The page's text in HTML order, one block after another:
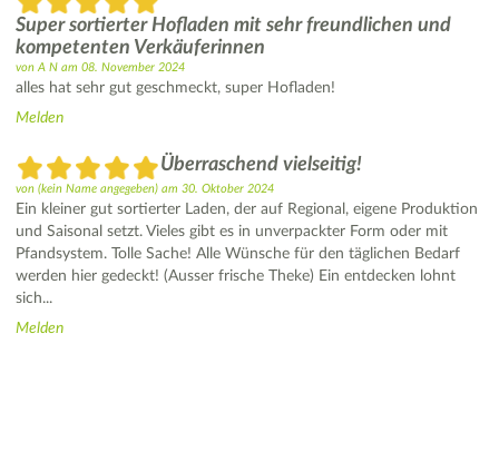
Super sortierter Hofladen mit sehr freundlichen und
kompetenten Verkäuferinnen
von A N am 08. November 2024
alles hat sehr gut geschmeckt, super Hofladen!
Melden
Überraschend vielseitig!
von (kein Name angegeben) am 30. Oktober 2024
Ein kleiner gut sortierter Laden, der auf Regional, eigene Produktion
und Saisonal setzt. Vieles gibt es in unverpackter Form oder mit
Pfandsystem. Tolle Sache! Alle Wünsche für den täglichen Bedarf
werden hier gedeckt! (Ausser frische Theke) Ein entdecken lohnt
sich...
Melden